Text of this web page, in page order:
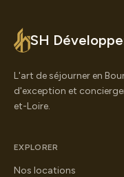
SH
L'art de séjourner en
d'exception et
et-Loire.
EXPLORER
Nos locations